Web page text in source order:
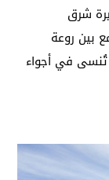
شرق
بين روعة
تُنسى في أجواء